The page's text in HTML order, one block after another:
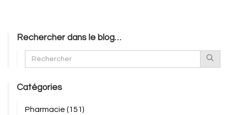
Rechercher dans le blog…
Catégories
Pharmacie (151)